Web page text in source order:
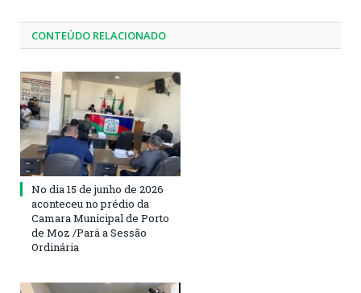
CONTEÚDO RELACIONADO
No dia 15 de junho de 2026
aconteceu no prédio da
Camara Municipal de Porto
de Moz /Pará a Sessão
Ordinária